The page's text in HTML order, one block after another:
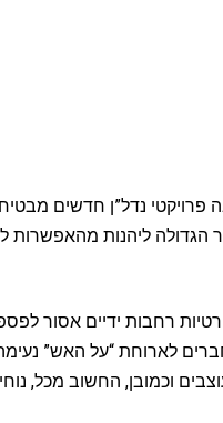
נדל”ן חדשים
רחבות ידיים אסור
לארוחת “על האש”
וכמובן, החשוב מכל,